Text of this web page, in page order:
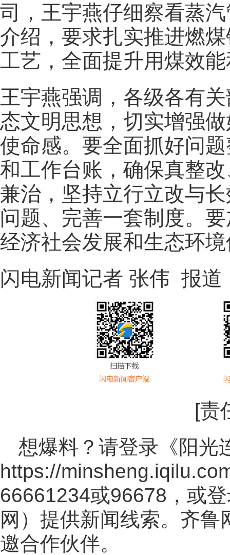
司，王宇燕仔细察看蒸
介绍，要求扎实推进燃
工艺，全面提升用煤效
王宇燕强调，各级各有
态文明思想，切实增强
使命感。要全面抓好问
和工作台账，确保真整
兼治，坚持立行立改与
问题、完善一套制度。
经济社会发展和生态环
闪电新闻记者 张伟 报道
[责
想爆料？请登录《阳光
https://
66661234或96678，或
网 ）提供新闻线索。齐鲁
邀合作伙伴。